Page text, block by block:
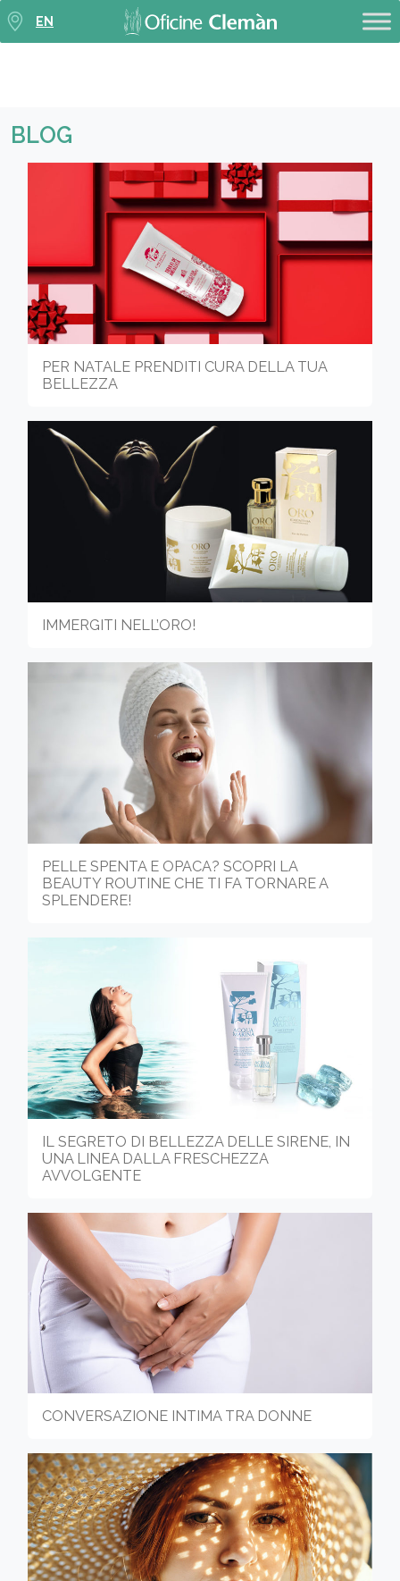
EN
BLOG
PER NATALE PRENDITI CURA DELLA TUA
BELLEZZA
IMMERGITI NELL’ORO!
PELLE SPENTA E OPACA? SCOPRI LA
BEAUTY ROUTINE CHE TI FA TORNARE A
SPLENDERE!
IL SEGRETO DI BELLEZZA DELLE SIRENE, IN
UNA LINEA DALLA FRESCHEZZA
AVVOLGENTE
CONVERSAZIONE INTIMA TRA DONNE